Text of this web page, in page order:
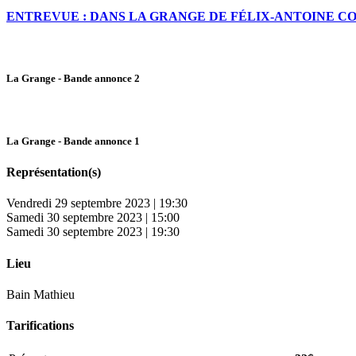
ENTREVUE : DANS LA GRANGE DE FÉLIX-ANTOINE
La Grange - Bande annonce 2
La Grange - Bande annonce 1
Représentation(s)
Vendredi 29 septembre 2023 | 19:30
Samedi 30 septembre 2023 | 15:00
Samedi 30 septembre 2023 | 19:30
Lieu
Bain Mathieu
Tarifications